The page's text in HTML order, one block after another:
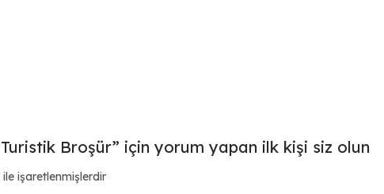
Broşür” için yorum yapan ilk kişi siz olun
ile işaretlenmişlerdir